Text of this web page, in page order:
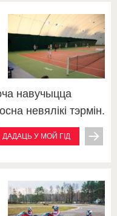
навучыцца
невялікі тэрмін.
ДАДАЦЬ У МОЙ ГІД